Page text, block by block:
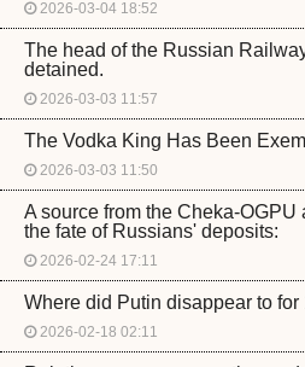
2026-03-04 18:52
The head of the Russian
detained.
2026-03-03 11:57
The Vodka King Has Been
2026-03-03 11:50
A source from the Cheka-
the fate of Russians' deposits:
2026-02-24 17:11
Where did Putin disappear to for
2026-02-18 02:11